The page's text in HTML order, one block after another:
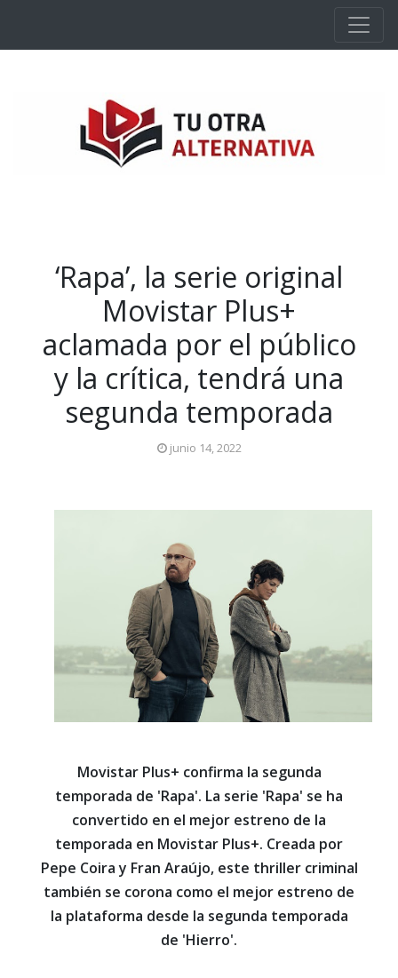
‘Rapa’, la serie original
Movistar Plus+
aclamada por el público
y la crítica, tendrá una
segunda temporada
junio 14, 2022
Movistar Plus+ confirma la segunda
temporada de 'Rapa'. La serie 'Rapa' se ha
convertido en el mejor estreno de la
temporada en Movistar Plus+. Creada por
Pepe Coira y Fran Araújo, este thriller criminal
también se corona como el mejor estreno de
la plataforma desde la segunda temporada
de 'Hierro'.